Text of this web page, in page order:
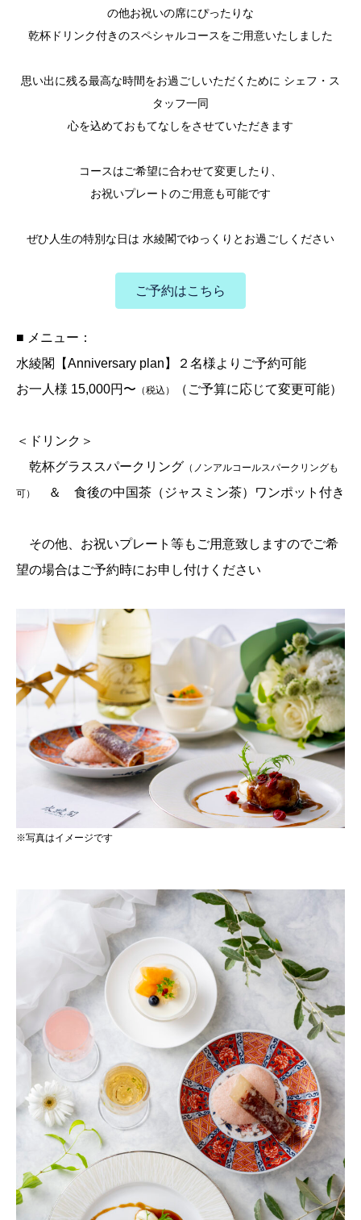
の他お祝いの席にぴったりな
乾杯ドリンク付きのスペシャルコースをご用意いたしました
思い出に残る最高な時間をお過ごしいただくために シェフ・ス
タッフ一同
心を込めておもてなしをさせていただきます
コースはご希望に合わせて変更したり、
お祝いプレートのご用意も可能です
ぜひ人生の特別な日は 水綾閣でゆっくりとお過ごしください
ご予約はこちら
■ メニュー：
水綾閣【Anniversary plan】
２名様よりご予約可能
お一人様 15,000円〜 （税込） （ご予算に応じて変更可能）
＜ドリンク＞
乾杯グラススパークリング （ノンアルコールスパークリングも
可） ＆ 食後の中国茶（ジャスミン茶）ワンポット付き
その他、お祝いプレート等もご用意致しますのでご希
望の場合はご予約時にお申し付けください
※写真はイメージです